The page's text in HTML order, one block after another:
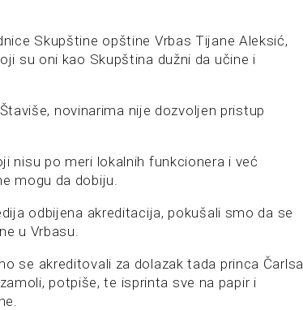
Skupštine opštine Vrbas Tijane Aleksić,
su oni kao Skupština dužni da učine i
novinarima nije dozvoljen pristup
nisu po meri lokalnih funkcionera i već
mogu da dobiju.
odbijena akreditacija, pokušali smo da se
u Vrbasu.
se akreditovali za dolazak tada princa Čarlsa
potpiše, te isprinta sve na papir i